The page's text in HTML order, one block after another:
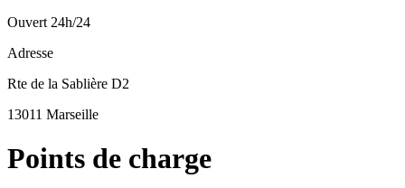
Ouvert 24h/24
Adresse
Rte de la Sablière D2
13011 Marseille
Points de charge